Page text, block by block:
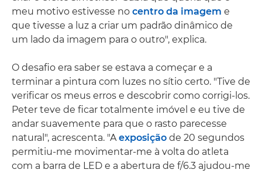
meu motivo estivesse no centro da imagem e
que tivesse a luz a criar um padrão dinâmico de
um lado da imagem para o outro", explica.
O desafio era saber se estava a começar e a
terminar a pintura com luzes no sítio certo. "Tive de
verificar os meus erros e descobrir como corrigi-los.
Peter teve de ficar totalmente imóvel e eu tive de
andar suavemente para que o rasto parecesse
natural", acrescenta. "Aexposição de 20 segundos
permitiu-me movimentar-me à volta do atleta
com a barra de LED e a abertura de f/6.3 ajudou-me